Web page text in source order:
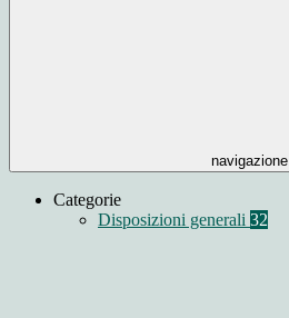
navigazione
Categorie
Disposizioni generali 32